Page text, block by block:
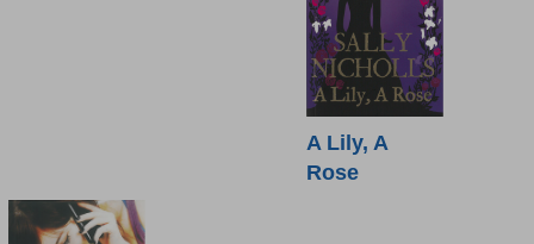
A Lily, A
Rose